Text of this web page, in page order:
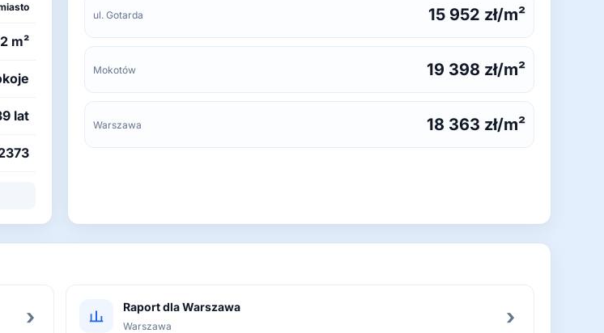
m²
lat
ul. Gotarda 15 952 zł/m²
Mokotów 19 398 zł/m²
Warszawa 18 363 zł/m²
› Raport dla Warszawa
Warszawa ›